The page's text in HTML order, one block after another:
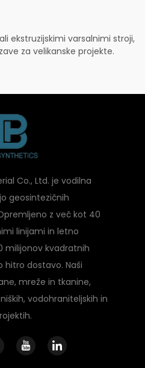
ekstruzijskimi varsalnimi stroji,
za velikanske projekte.
Co., Ltd. je vodilna
geosintezičnih
z več kot 40
linijami in letno
milijonov kvadratnih
dostavo. Naši
mreže in tkanine,
vodohraniteljskih in